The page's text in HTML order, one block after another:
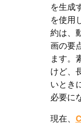
を生成
を使用
約は、
画の要
ます。
けど、
いとき
必要に
現在、